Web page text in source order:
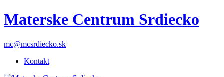
Materske Centrum Srdiecko
mc@mcsrdiecko.sk
Kontakt